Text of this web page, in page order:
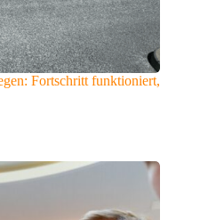
Fortschritt funktioniert,